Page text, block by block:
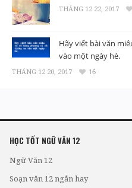
THÁNG 12 22, 2017
Hãy viết bài văn
vào một ngày hè.
THÁNG 12 20, 2017 16
HỌC TỐT NGỮ VĂN 12
Ngữ Văn 12
Soạn văn 12 ngắn hay